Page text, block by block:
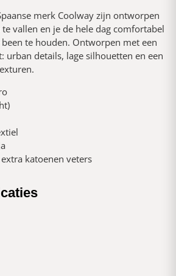
merk Coolway zijn ontworpen
vallen en je de hele dag comfortabel
te houden. Ontworpen met een
urban details, lage silhouetten en een
katoenen veters